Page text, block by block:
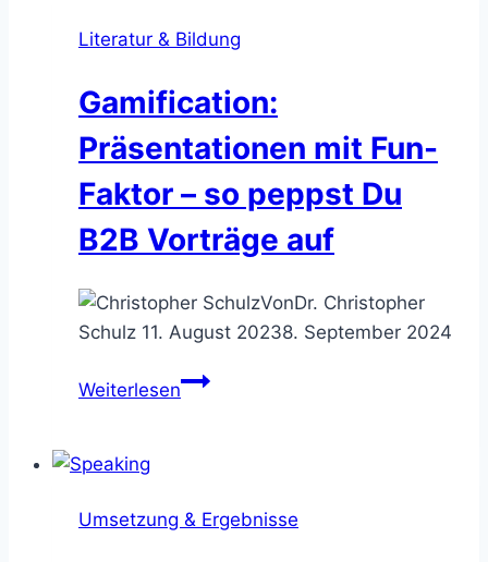
Literatur & Bildung
Gamification:
Präsentationen mit Fun-
Faktor – so peppst Du
B2B Vorträge auf
VonDr. Christopher
Schulz 11. August 20238. September 2024
WeiterlesenGamification:
–
Umsetzung & Ergebnisse